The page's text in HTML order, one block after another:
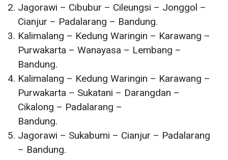
Jagorawi – Cibubur – Cileungsi – Jonggol –
Cianjur – Padalarang – Bandung.
Kalimalang – Kedung Waringin – Karawang –
Purwakarta – Wanayasa – Lembang –
Bandung.
Kalimalang – Kedung Waringin – Karawang –
Purwakarta – Sukatani – Darangdan –
Cikalong – Padalarang –
Bandung.
Jagorawi – Sukabumi – Cianjur – Padalarang
– Bandung.